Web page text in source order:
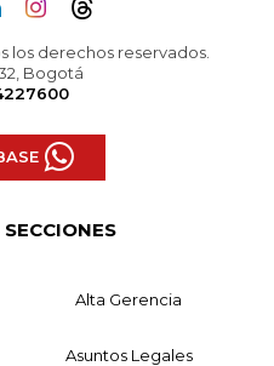
los derechos reservados.
Bogotá
Alta Gerencia
Asuntos Legales